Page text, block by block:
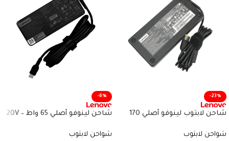
-23%
شاحن لابتوب لينوفو أصلي 170
مستطيل أصفر – رقم القطعة
شواحن لابتوب
-6%
شاحن لينوفو أصلي 65 واط – 20V
القطعة 4X20M26268
شواحن لابتوب